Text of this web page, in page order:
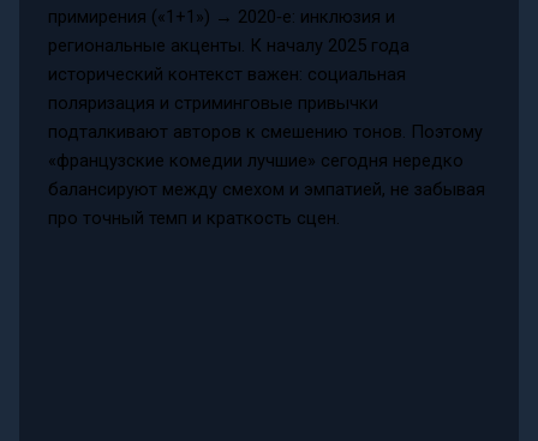
примирения («1+1») → 2020‑е: инклюзия и
региональные акценты. К началу 2025 года
исторический контекст важен: социальная
поляризация и стриминговые привычки
подталкивают авторов к смешению тонов. Поэтому
«французские комедии лучшие» сегодня нередко
балансируют между смехом и эмпатией, не забывая
про точный темп и краткость сцен.